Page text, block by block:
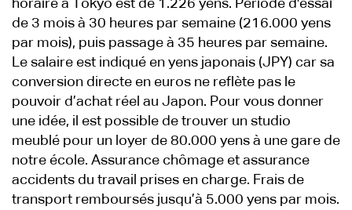
horaire à Tokyo est de 1.226 yens. Période d'essai
de 3 mois à 30 heures par semaine (216.000 yens
par mois), puis passage à 35 heures par semaine.
Le salaire est indiqué en yens japonais (JPY) car sa
conversion directe en euros ne reflète pas le
pouvoir d’achat réel au Japon. Pour vous donner
une idée, il est possible de trouver un studio
meublé pour un loyer de 80.000 yens à une gare de
notre école. Assurance chômage et assurance
accidents du travail prises en charge. Frais de
transport remboursés jusqu’à 5.000 yens par mois.